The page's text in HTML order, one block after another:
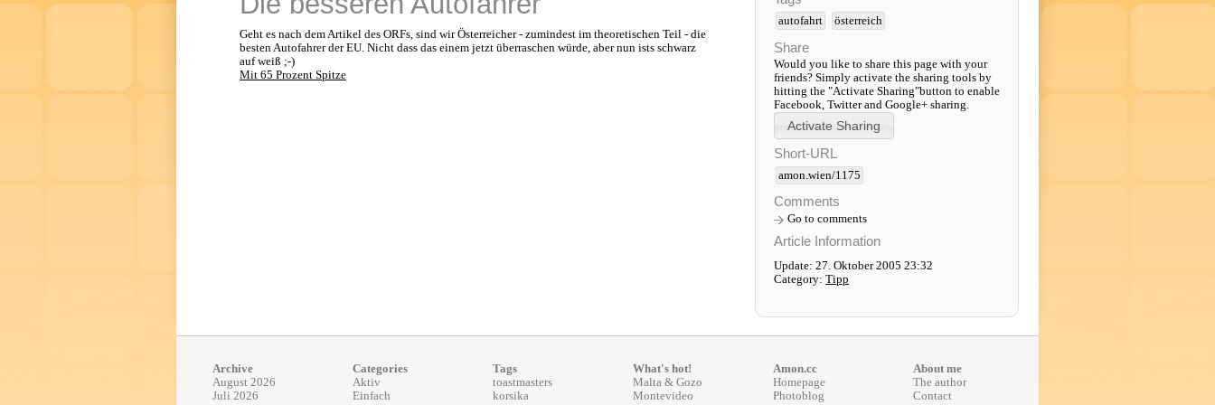
Geht es nach dem Artikel des ORFs, sind wir Österreicher - zumindest im theoretischen Teil - die
besten Autofahrer der EU. Nicht dass das einem jetzt überraschen würde, aber nun ists schwarz
auf weiß ;-)
Mit 65 Prozent Spitze
autofahrt österreich
Share
Would you like to share this page with your
friends? Simply activate the sharing tools by
hitting the "Activate Sharing"button to enable
Facebook, Twitter and Google+ sharing.
Short-URL
amon.wien/1175
Comments
Go to comments
Article Information
Update: 27. Oktober 2005 23:32
Category: Tipp
Archive
August 2026
Juli 2026
Categories
Aktiv
Einfach
Tags
toastmasters
korsika
What's hot!
Malta & Gozo
Montevideo
Amon.cc
Homepage
Photoblog
About me
The author
Contact